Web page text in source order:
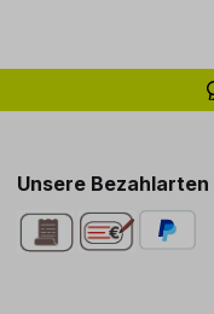
Unsere Bezahlarten